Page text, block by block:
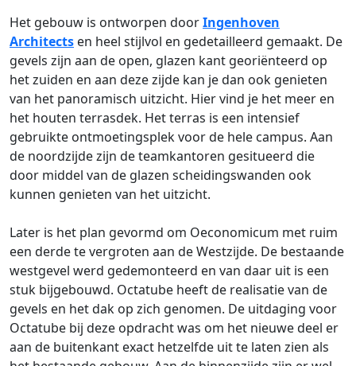
Het gebouw is ontworpen doorIngenhoven
Architects en heel stijlvol en gedetailleerd gemaakt. De
gevels zijn aan de open, glazen kant georiënteerd op
het zuiden en aan deze zijde kan je dan ook genieten
van het panoramisch uitzicht. Hier vind je het meer en
het houten terrasdek. Het terras is een intensief
gebruikte ontmoetingsplek voor de hele campus. Aan
de noordzijde zijn de teamkantoren gesitueerd die
door middel van de glazen scheidingswanden ook
kunnen genieten van het uitzicht.
Later is het plan gevormd om Oeconomicum met ruim
een derde te vergroten aan de Westzijde. De bestaande
westgevel werd gedemonteerd en van daar uit is een
stuk bijgebouwd. Octatube heeft de realisatie van de
gevels en het dak op zich genomen. De uitdaging voor
Octatube bij deze opdracht was om het nieuwe deel er
aan de buitenkant exact hetzelfde uit te laten zien als